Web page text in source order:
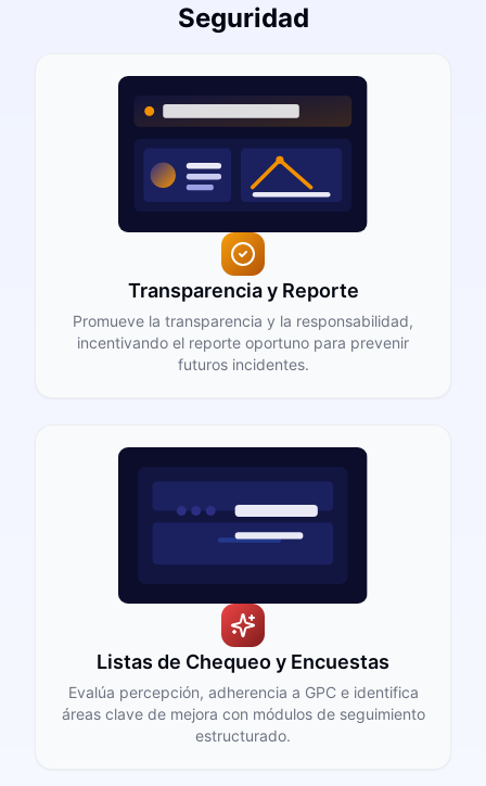
Seguridad
Transparencia y Reporte
Promueve la transparencia y la responsabilidad,
incentivando el reporte oportuno para prevenir
futuros incidentes.
Listas de Chequeo y Encuestas
Evalúa percepción, adherencia a GPC e identifica
áreas clave de mejora con módulos de seguimiento
estructurado.